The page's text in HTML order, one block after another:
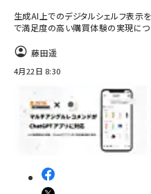
生成AI上でのデジタルシェルフ表示
で満足度の高い購買体験の実現につ
藤田遥
4月22日 8:30